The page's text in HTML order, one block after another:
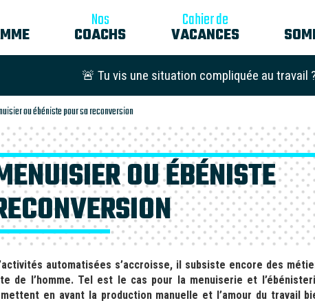
Nos
COACHS
Cahier de
VACANCES
🚨 Tu vis une situation compliquée au travail
ou ébéniste pour sa reconversion
OU ÉBÉNISTE
automatisées s’accroisse, il subsiste encore des
de l’homme. Tel est le cas pour la menuiserie et
en avant la production manuelle et l’amour du travail